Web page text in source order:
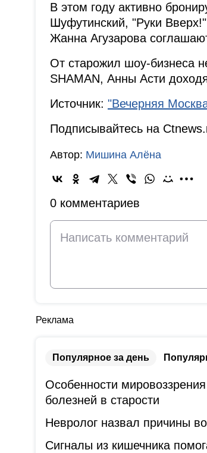
В этом году активно
Шуфутинский, "Руки
Жанна Агузарова
От старожил шоу-бизнеса
SHAMAN, Анны Асти
Источник: "Вечерняя
Подписывайтесь на
Автор: Мишина Алёна
0 комментариев
Реклама
Популярное за день
Особенности
болезней в старости
Невролог назвал причины
Сигналы из кишечника